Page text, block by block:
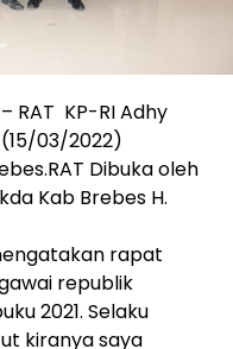
– RAT KP-RI Adhy
03/2022)
Dibuka oleh
Kab Brebes H.
rapat
republik
2021. Selaku
kiranya saya